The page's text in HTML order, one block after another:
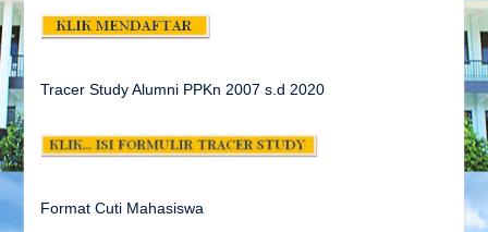
Tracer Study Alumni PPKn 2007 s.d 2020
Format Cuti Mahasiswa